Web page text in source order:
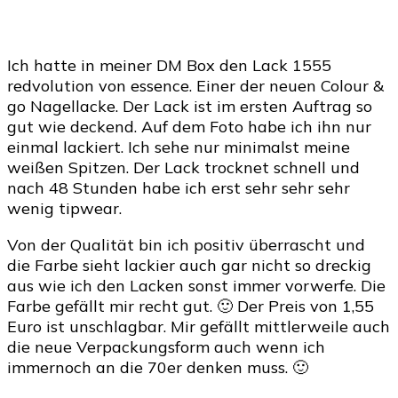
Ich hatte in meiner DM Box den Lack 1555
redvolution von essence. Einer der neuen Colour &
go Nagellacke. Der Lack ist im ersten Auftrag so
gut wie deckend. Auf dem Foto habe ich ihn nur
einmal lackiert. Ich sehe nur minimalst meine
weißen Spitzen. Der Lack trocknet schnell und
nach 48 Stunden habe ich erst sehr sehr sehr
wenig tipwear.
Von der Qualität bin ich positiv überrascht und
die Farbe sieht lackier auch gar nicht so dreckig
aus wie ich den Lacken sonst immer vorwerfe. Die
Farbe gefällt mir recht gut. 🙂 Der Preis von 1,55
Euro ist unschlagbar. Mir gefällt mittlerweile auch
die neue Verpackungsform auch wenn ich
immernoch an die 70er denken muss. 🙂